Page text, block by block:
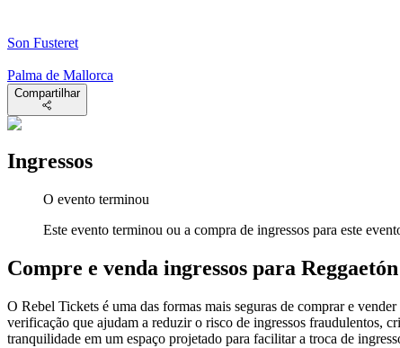
Son Fusteret
Palma de Mallorca
Compartilhar
Ingressos
O evento terminou
Este evento terminou ou a compra de ingressos para este
Compre e venda ingressos para
O Rebel Tickets é uma das formas mais seguras de comprar e
verificação que ajudam a reduzir o risco de ingressos fraudulentos,
tranquilidade em um espaço projetado para facilitar a troca de